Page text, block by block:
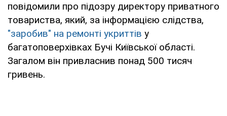
повідомили про підозру директору приватного
товариства, який, за інформацією слідства,
"заробив" на ремонті укриттів у
багатоповерхівках Бучі Київської області.
Загалом він привласнив понад 500 тисяч
гривень.